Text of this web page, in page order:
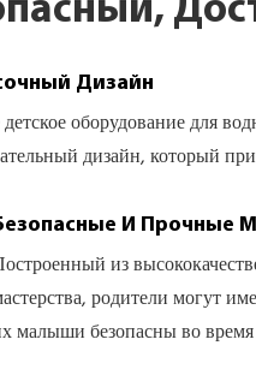
Дизайн
оборудование для
дизайн, который
И Прочные
из
родители могут
малыши безопасны во